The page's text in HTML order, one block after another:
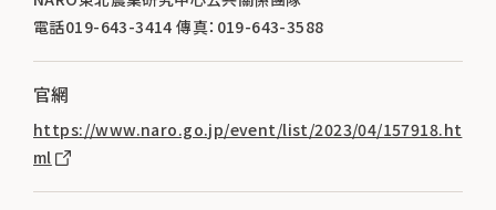
電話019-643-3414 傳真：019-643-3588
官網
https://www.naro.go.jp/event/list/2023/04/157918.ht
ml